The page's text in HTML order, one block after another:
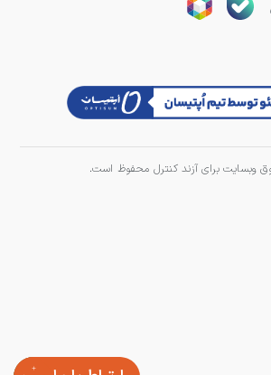
وبسایت برای آزند کنترل محفوظ است.